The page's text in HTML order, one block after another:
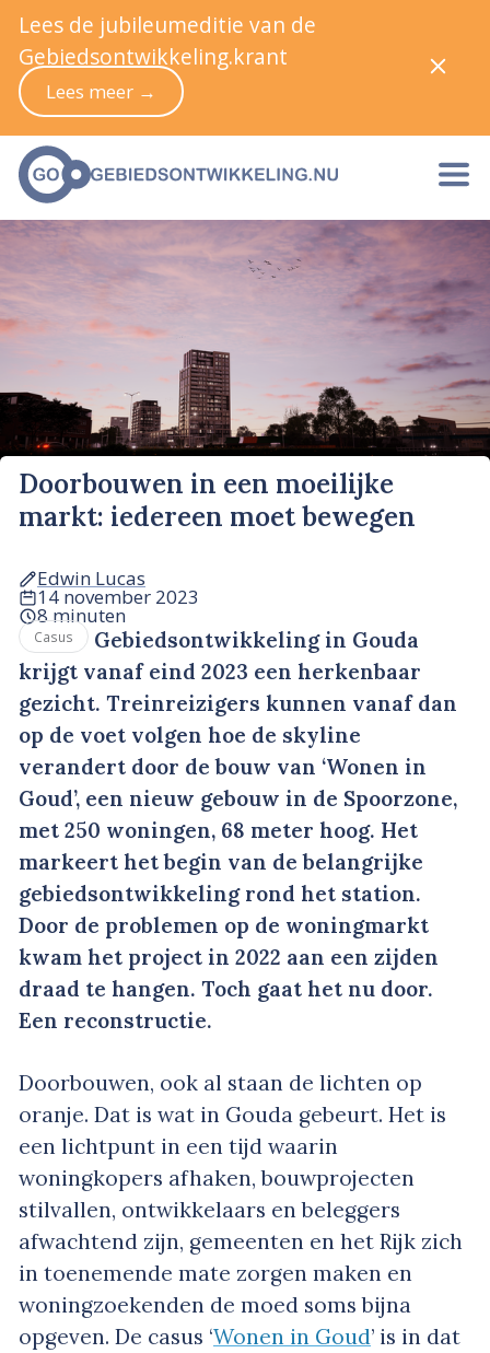
Doorbouwen in een moeilijke
markt: iedereen moet bewegen
Edwin Lucas
14 november 2023
8 minuten
Casus
Gebiedsontwikkeling in Gouda
krijgt vanaf eind 2023 een herkenbaar
gezicht. Treinreizigers kunnen vanaf dan
op de voet volgen hoe de skyline
verandert door de bouw van ‘Wonen in
Goud’, een nieuw gebouw in de Spoorzone,
met 250 woningen, 68 meter hoog. Het
markeert het begin van de belangrijke
gebiedsontwikkeling rond het station.
Door de problemen op de woningmarkt
kwam het project in 2022 aan een zijden
draad te hangen. Toch gaat het nu door.
Een reconstructie.
Doorbouwen, ook al staan de lichten op
oranje. Dat is wat in Gouda gebeurt. Het is
een lichtpunt in een tijd waarin
woningkopers afhaken, bouwprojecten
stilvallen, ontwikkelaars en beleggers
afwachtend zijn, gemeenten en het Rijk zich
in toenemende mate zorgen maken en
woningzoekenden de moed soms bijna
opgeven. De casus ‘Wonen in Goud’ is in dat
Lees de jubileumeditie van de
Gebiedsontwikkeling.krant
Lees meer →